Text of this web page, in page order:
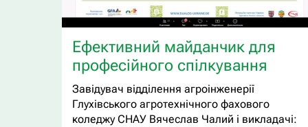
Ефективний майданчик для
професійного спілкування
Завідувач відділення агроінженерії
Глухівського агротехнічного фахового
коледжу СНАУ Вячеслав Чалий і викладачі: